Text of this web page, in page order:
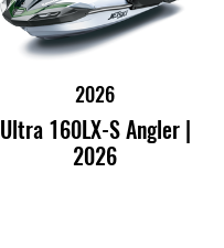
2026
Ultra 160LX-S Angler |
2026